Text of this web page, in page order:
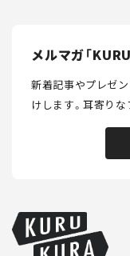
メルマガ「
新着記事やプレゼ
けします。耳寄りな